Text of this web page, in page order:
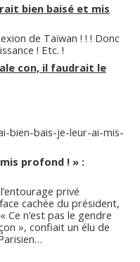
bien baisé et mis
de Taïwan ! ! ! Donc
! Etc. !
con, il faudrait le
bien-bais-je-leur-ai-mis-
profond ! » :
privé
cachée du président,
Ce n’est pas le gendre
», confiait un élu de